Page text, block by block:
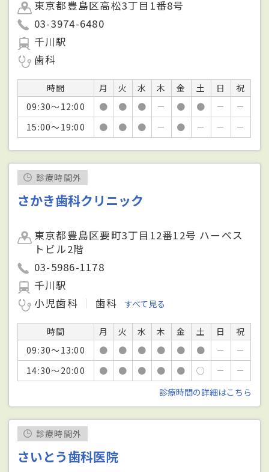
東京都豊島区高松3丁目1番8号
03-3974-6480
千川駅
歯科
時間 月 火 水 木 金 土 日
祝
09:30～12:00
● ● ● － ● ● －
－
15:00～19:00
● ● ● － ● － － －
診療時間外
さかき歯科クリニック
東京都豊島区要町3丁目12番12号 ハーベス
トビル2階
03-5986-1178
千川駅
小児歯科
歯科 すべて見る
時間 月 火 水 木 金 土 日
祝
09:30～13:00
● ● ● ● ● ● －
－
14:30～20:00
● ● ● ● ● ○ －
－
診療時間の詳細はこちら
診療時間外
さいとう歯科医院